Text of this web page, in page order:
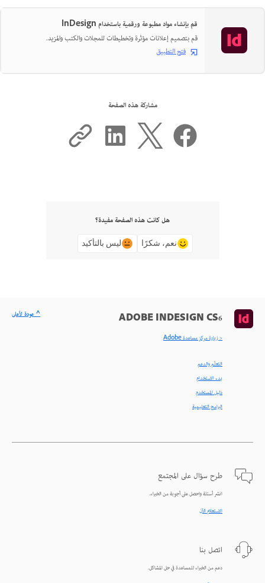
قم بإنشاء مواد مطبوعة ورقمية باستخدام InDesign
قم بتصميم إعلانات مؤثرة وتخطيطات للمجلات والكتب والمزيد.
فتح التطبيق
مشاركة هذه الصفحة
هل كانت هذه الصفحة مفيدة؟
نعم، شكرًا ليس بالتأكيد
ADOBE INDESIGN CS6
< زيارة مركز مساعدة Adobe
التعلّم والدعم
بدء الاستخدام
دليل المستخدم
البرامج التعليمية
طرح سؤال على المجتمع
انشر أسئلة واحصل على أجوبة من الخبراء.
الاستعلام الآن
اتصل بنا
دعم من الخبراء للمساعدة في حل المشاكل.
^ عودة لأعلى